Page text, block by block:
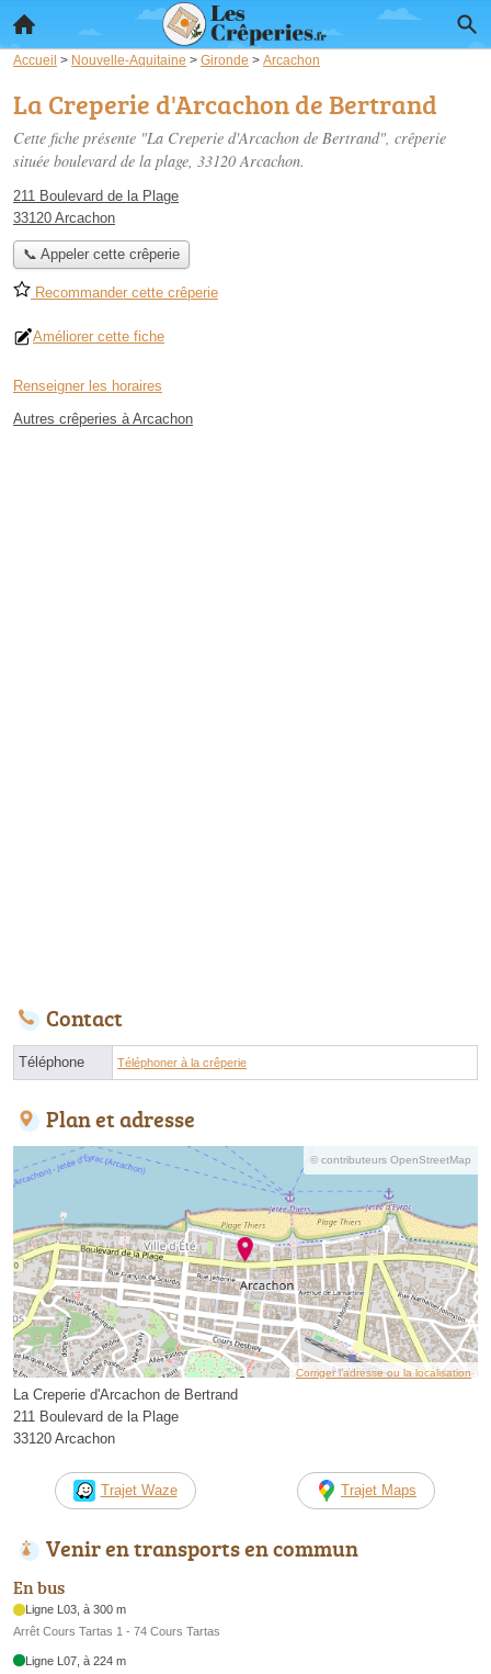
Accueil > Nouvelle-Aquitaine > Gironde > Arcachon
La Creperie d'Arcachon de Bertrand
Cette fiche présente "La Creperie d'Arcachon de Bertrand", crêperie
située boulevard de la plage, 33120 Arcachon.
211 Boulevard de la Plage
33120 Arcachon
📞 Appeler cette crêperie
Recommander cette crêperie
Améliorer cette fiche
Renseigner les horaires
Autres crêperies à Arcachon
Contact
Téléphone Téléphoner à la crêperie
Plan et adresse
© contributeurs OpenStreetMap
Corriger l’adresse ou la localisation
La Creperie d'Arcachon de Bertrand
211 Boulevard de la Plage
33120 Arcachon
Trajet Waze Trajet Maps
Venir en transports en commun
En bus
Ligne L03, à 300 m
Arrêt Cours Tartas 1 - 74 Cours Tartas
Ligne L07, à 224 m